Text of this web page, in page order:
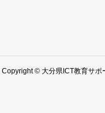
Copyright © 大分県ICT教育サポ